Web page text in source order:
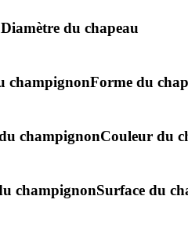
Diamètre du chapeau
Forme du
Couleur du
Surface du